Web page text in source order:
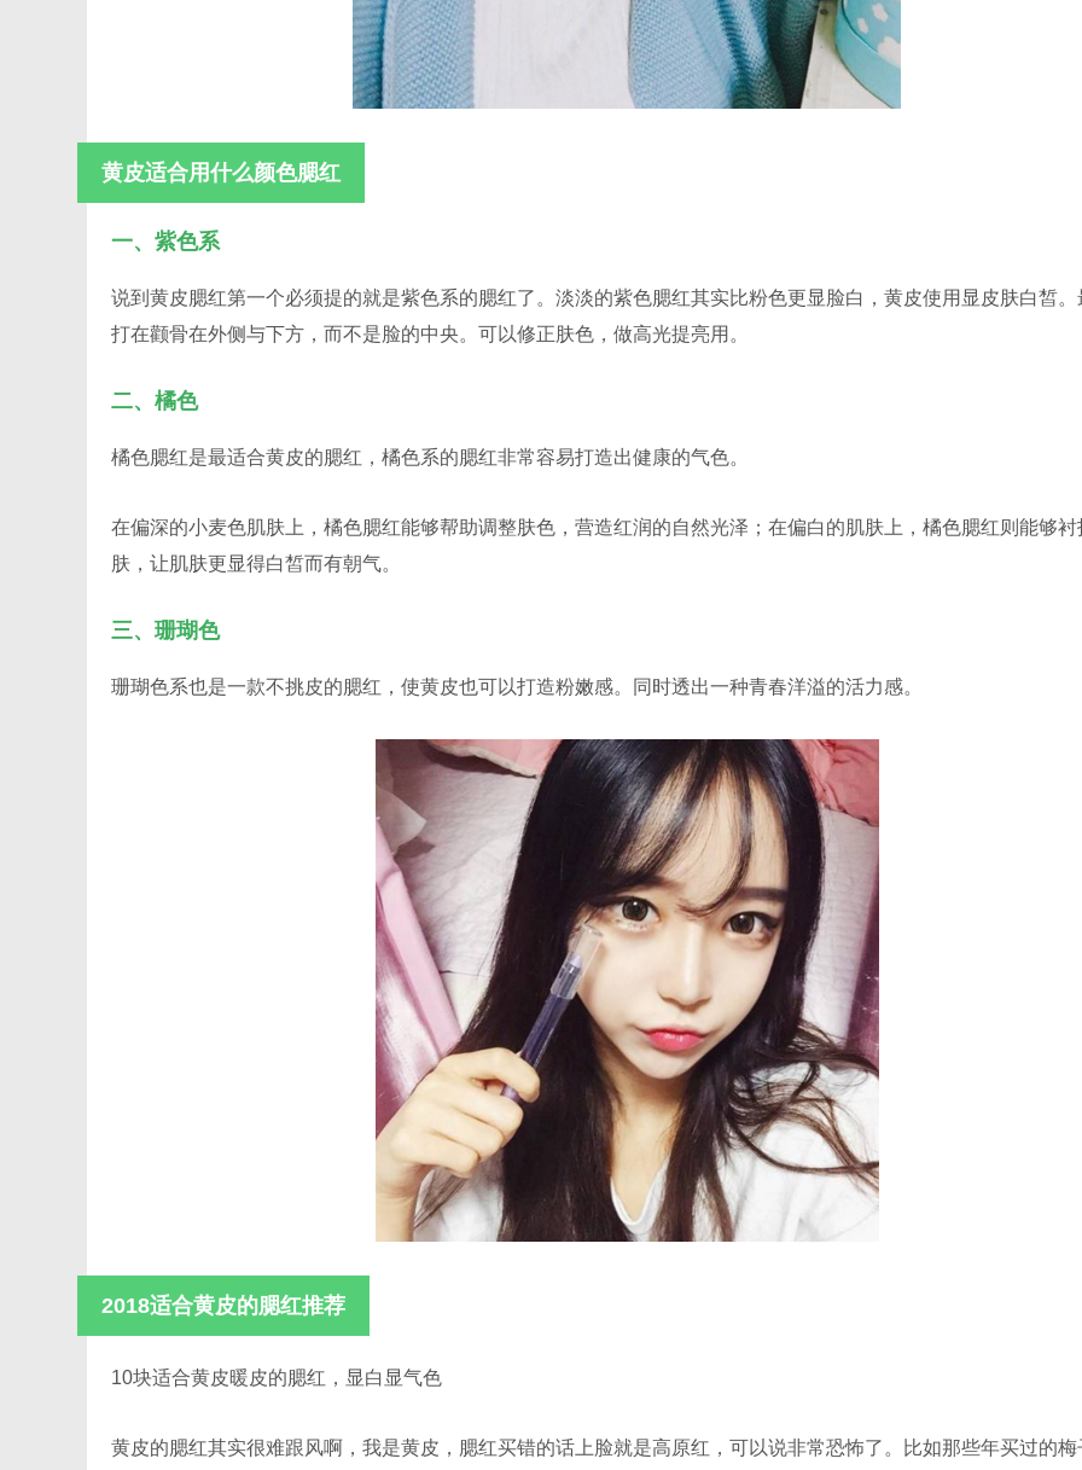
黄皮适合用什么颜色腮红
一、紫色系
说到黄皮腮红第一个必须提的就是紫色系的腮红了。淡淡的紫色腮红其实比粉色更显脸白，黄皮使用显皮肤白皙。
打在颧骨在外侧与下方，而不是脸的中央。可以修正肤色，做高光提亮用。
二、橘色
橘色腮红是最适合黄皮的腮红，橘色系的腮红非常容易打造出健康的气色。
在偏深的小麦色肌肤上，橘色腮红能够帮助调整肤色，营造红润的自然光泽；在偏白的肌肤上，橘色腮红则能够衬
肤，让肌肤更显得白皙而有朝气。
三、珊瑚色
珊瑚色系也是一款不挑皮的腮红，使黄皮也可以打造粉嫩感。同时透出一种青春洋溢的活力感。
2018适合黄皮的腮红推荐
10块适合黄皮暖皮的腮红，显白显气色
黄皮的腮红其实很难跟风啊，我是黄皮，腮红买错的话上脸就是高原红，可以说非常恐怖了。比如那些年买过的梅